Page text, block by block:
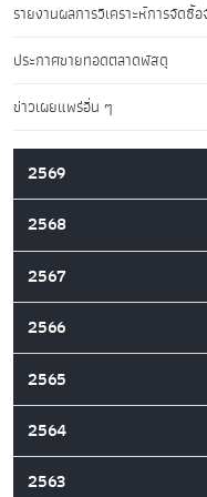
รายงานผลการวิเคราะห์การจัดซื้
ประกาศขายทอดตลาดพัสดุ
ข่าวเผยแพร่อื่น ๆ
2569
2568
2567
2566
2565
2564
2563